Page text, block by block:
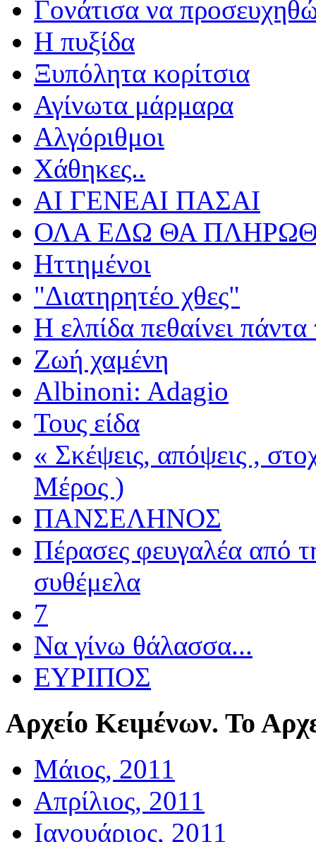
Γονάτισα να
Η πυξίδα
Ξυπόλητα κορίτσια
Αγίνωτα μάρμαρα
Αλγόριθμοι
Χάθηκες..
ΑΙ ΓΕΝΕΑΙ ΠΑΣΑΙ
ΟΛΑ ΕΔΩ ΘΑ
Ηττημένοι
"Διατηρητέο χθες"
Η ελπίδα πεθαίνει πάντα
Ζωή χαμένη
Albinoni: Adagio
Τους είδα
« Σκέψεις, απόψεις ,
Μέρος )
ΠΑΝΣΕΛΗΝΟΣ
Πέρασες φευγαλέα από
συθέμελα
7
Να γίνω θάλασσα...
ΕΥΡΙΠΟΣ
Αρχείο Κειμένων. Το
Μάιος, 2011
Απρίλιος, 2011
Ιανουάριος, 2011